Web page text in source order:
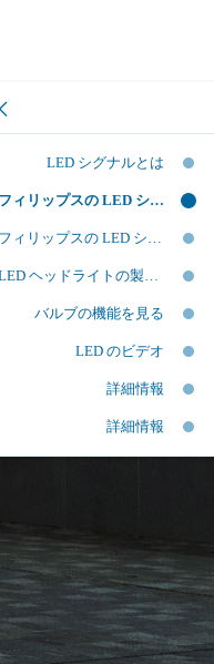
LED シグナルとは
フィリップスの LED シグナルにアップグレードするメリットとは
フィリップスの LED シグナルランプで、待望の性能と外観を手に入れる
LED ヘッドライトの製品一覧を見る
バルブの機能を見る
LED のビデオ
詳細情報
詳細情報